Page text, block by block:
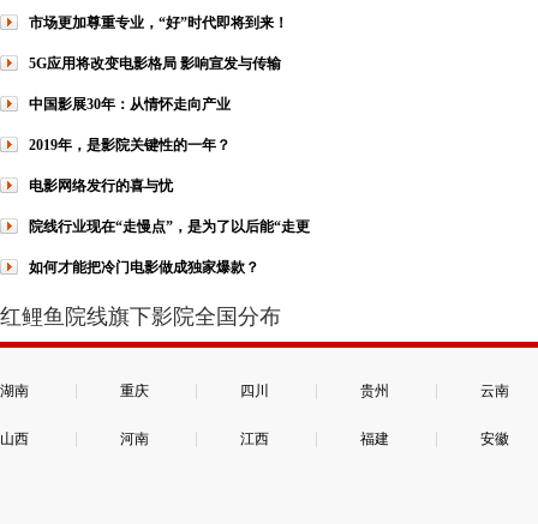
市场更加尊重专业，“好”时代即将到来！
5G应用将改变电影格局 影响宣发与传输
中国影展30年：从情怀走向产业
2019年，是影院关键性的一年？
电影网络发行的喜与忧
院线行业现在“走慢点”，是为了以后能“走更
如何才能把冷门电影做成独家爆款？
红鲤鱼院线旗下影院全国分布
湖南 重庆 四川 贵州 云南
山西 河南 江西 福建 安徽